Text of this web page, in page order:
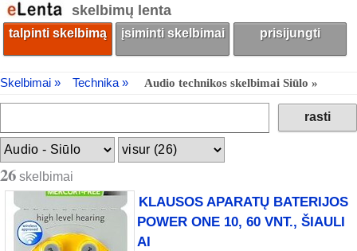
skelbimų lenta
talpinti skelbimą įsiminti skelbimai prisijungti
Skelbimai » Technika » Audio technikos skelbimai Siūlo »
26 skelbimai
KLAUSOS APARATŲ BATERIJOS
POWER ONE 10, 60 VNT., ŠIAULI
AI